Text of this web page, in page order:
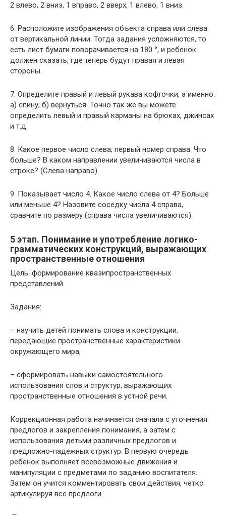
2 влево, 2 вниз, 1 вправо, 2 вверх, 1 влево, 1 вниз.
6. Расположите изображения объекта справа или слева
от вертикальной линии. Тогда задания усложняются, то
есть лист бумаги поворачивается на 180 °, и ребенок
должен сказать, где теперь будут правая и левая
стороны.
7. Определите правый и левый рукава кофточки, а именно:
а) спину; б) вернуться. Точно так же вы можете
определить левый и правый карманы на брюках, джинсах
и т.д.
8. Какое первое число слева; первый номер справа. Что
больше? В каком направлении увеличиваются числа в
строке? (Слева направо).
9. Показывает число 4. Какое число слева от 4? Больше
или меньше 4? Назовите соседку числа 4 справа,
сравните по размеру (справа числа увеличиваются).
5 этап. Понимание и употребление логико-
грамматических конструкций, выражающих
пространст­венные отношения
Цель: формирование квазипространственных
представлений.
Задания:
– научить детей понимать слова и конструкции,
передающие пространственные характеристики
окружающего мира;
– сформировать навыки самостоятельного
использования слов и структур, выражающих
пространственные отношения в устной речи.
Коррекционная работа начинается сначала с уточнения
предлогов и закрепления понимания, а затем с
использования детьми различных предлогов и
предложно-падежных структур. В первую очередь
ребенок выполняет всевозможные движения и
манипуляции с предметами по заданию воспитателя.
Затем он учится комментировать свои действия, четко
артикулируя все предлоги.